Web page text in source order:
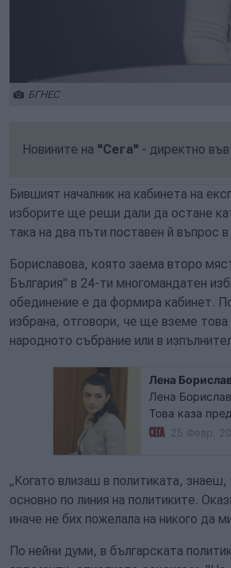
БГНЕС
Новините на "Сега" - директно
Бившият началник на кабинета на
изборите ще реши дали да остане
така на два пъти поставен й въпрос
Бориславова, която заема второ
България" в 24-ти многомандатен
обединение е да формира кабинет.
избрана, отговори, че ще вземе
народното събрание или в
Лена
Лена
Това каза
промяната"
25 Февр.
„Когато влизаш в политиката,
основно по линия на политиките.
иначе не бих пожелала на никого да
По нейни думи, в българската